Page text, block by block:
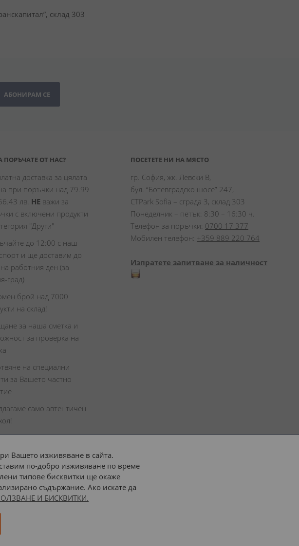
склад 303
АБОНИРАМ СЕ
ОТ НАС?
доставка за цялата
при поръчки над 79.99
лв. НЕ важи за
с включени продукти
"Други"
до 12:00 с наш
и ще доставим до
работния ден (за
град)
брой над 7000
на склад!
за наша сметка и
за проверка на
на специални
за Вашето частно
само автентичен
ПОСЕТЕТЕ НИ НА МЯСТО
гр. София, жк. Левски В,
бул. “Ботевградско шосе” 247,
CTPark Sofia – сграда 3, склад 303
Понеделник – петък: 8:30 – 16:30 ч.
Телефон за поръчки: 0700 17 377
Мобилен телефон: +359 889 220 764
Изпратете запитване за наличност
адрес с: или наш транспорт
Вашето изживяване в сайта.
по-добро изживяване по време
типове бисквитки ще окаже
съдържание. Ако искате да
И БИСКВИТКИ.